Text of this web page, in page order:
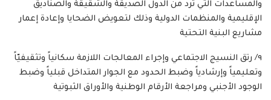
والمساعدات التي ترد من الدول الصديقة والشقيقة والصناديق
الإقليمية والمنظمات الدولية وذلك لتعويض الضحايا وإعادة إعمار
مشاريع البنية التحتية
٩/ رتق النسيج الاجتماعي وإجراء المعالجات اللازمة سكانياً وتثقيفيّاً
وتعليمياً وإرشادياً وضبط الحدود مع الجوار المتداخل قبلياً وضبط
الوجود الأجنبي ومراجعة الأرقام الوطنية والأوراق الثبوتية